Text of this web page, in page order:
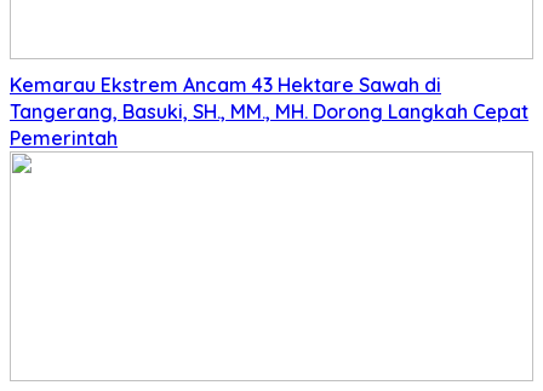
Kemarau Ekstrem Ancam 43 Hektare Sawah di
Tangerang, Basuki, SH., MM., MH. Dorong Langkah Cepat
Pemerintah